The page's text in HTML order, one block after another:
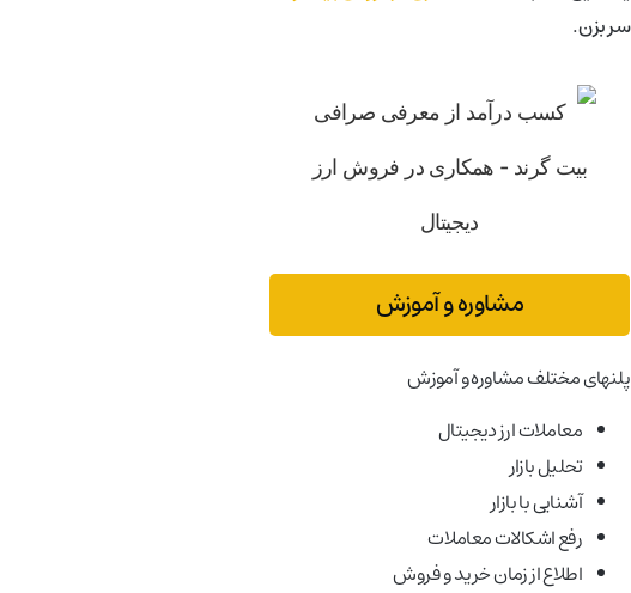
سر بزن.
مشاوره و آموزش
پلنهای مختلف مشاوره و آموزش
معاملات ارز دیجیتال
تحلیل بازار
آشنایی با بازار
رفع اشکالات معاملات
اطلاع از زمان خرید و فروش